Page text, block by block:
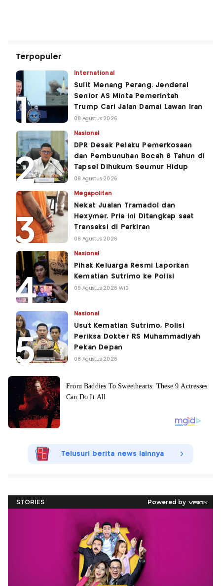
Terpopuler
International
Sulit Menang Perang, Jenderal
Senior AS Minta Pemerintah
Trump Cari Jalan Damai Lawan Iran
08 Agustus 2026
Nasional
DPR Desak Pelaku Pemerkosaan
dan Pembunuhan Bocah 6 Tahun di
Tapsel Dihukum Seumur Hidup
08 Agustus 2026
Megapolitan
Nekat Jualan Tramadol dan
Hexymer, Pria Ini Ditangkap saat
Transaksi di Parkiran
08 Agustus 2026
Nasional
Pihak Keluarga Resmi Laporkan
Kematian Sutrimo ke Polisi
09 Agustus 2026 WIB
Nasional
Usut Kematian Sutrimo, Polisi
Periksa Dokter RS Muhammadiyah
Pekan Depan
08 Agustus 2026
Telusuri berita news lainnya